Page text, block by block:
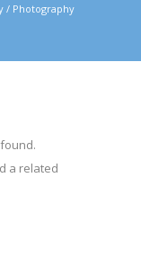
/ Photography
a related